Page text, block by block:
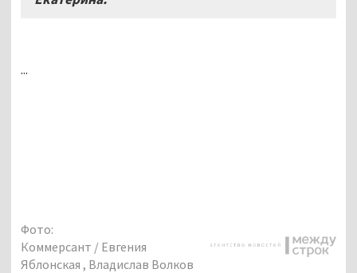
...
Фото:
Коммерсант / Евгения
Яблонская , Владислав Волков